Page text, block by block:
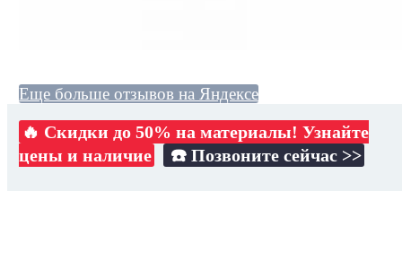
Еще больше отзывов на Яндексе
🔥 Скидки до 50% на материалы! Узнайте
цены и наличие
☎️ Позвоните сейчас >>